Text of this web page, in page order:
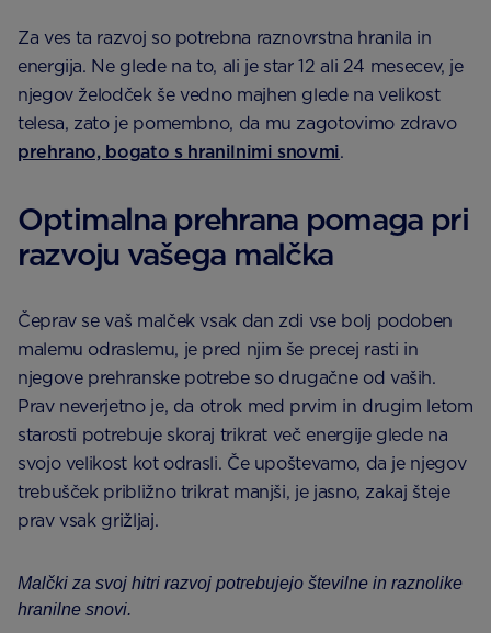
Za ves ta razvoj so potrebna raznovrstna hranila in
energija. Ne glede na to, ali je star 12 ali 24 mesecev, je
njegov želodček še vedno majhen glede na velikost
telesa, zato je pomembno, da mu zagotovimo zdravo
prehrano, bogato s hranilnimi snovmi.
Optimalna prehrana pomaga pri
razvoju vašega malčka
Čeprav se vaš malček vsak dan zdi vse bolj podoben
malemu odraslemu, je pred njim še precej rasti in
njegove prehranske potrebe so drugačne od vaših.
Prav neverjetno je, da otrok med prvim in drugim letom
starosti potrebuje skoraj trikrat več energije glede na
svojo velikost kot odrasli. Če upoštevamo, da je njegov
trebušček približno trikrat manjši, je jasno, zakaj šteje
prav vsak grižljaj.
Malčki za svoj hitri razvoj potrebujejo številne in raznolike
hranilne snovi.